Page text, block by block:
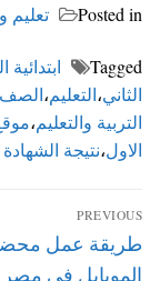
Posted in تعليم
Tagged ابتدائية
الثاني،التعليم،
التربية والتعليم،
الاول،نتيجة الشهادة
تصفّح
المقالات
PREVIOUS
Previous
post:
طريقة عمل